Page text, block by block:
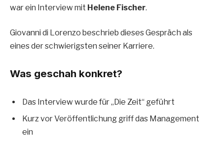
war ein Interview mit Helene Fischer.
Giovanni di Lorenzo beschrieb dieses Gespräch als
eines der schwierigsten seiner Karriere.
Was geschah konkret?
Das Interview wurde für „Die Zeit“ geführt
Kurz vor Veröffentlichung griff das Management
ein